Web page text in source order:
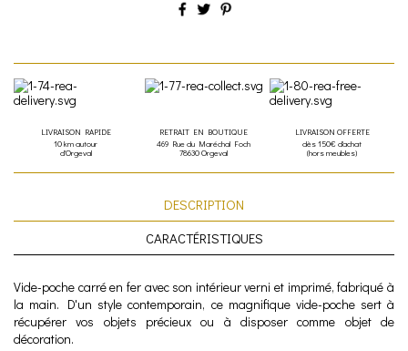
LIVRAISON RAPIDE
10 km autour
d'Orgeval
RETRAIT EN BOUTIQUE
469 Rue du Maréchal Foch
78630 Orgeval
LIVRAISON OFFERTE
dès 150€ d'achat
(hors meubles)
DESCRIPTION
CARACTÉRISTIQUES
Vide-poche carré en fer avec son intérieur verni et imprimé, fabriqué à
la main. D'un style contemporain, ce magnifique vide-poche sert à
récupérer vos objets précieux ou à disposer comme objet de
décoration.